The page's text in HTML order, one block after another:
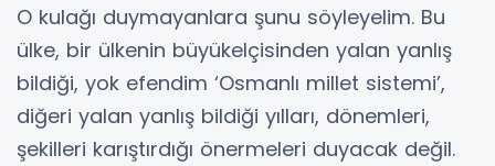
O kulağı duymayanlara şunu söyleyelim. Bu
ülke, bir ülkenin büyükelçisinden yalan yanlış
bildiği, yok efendim ‘Osmanlı millet sistemi’,
diğeri yalan yanlış bildiği yılları, dönemleri,
şekilleri karıştırdığı önermeleri duyacak değil.